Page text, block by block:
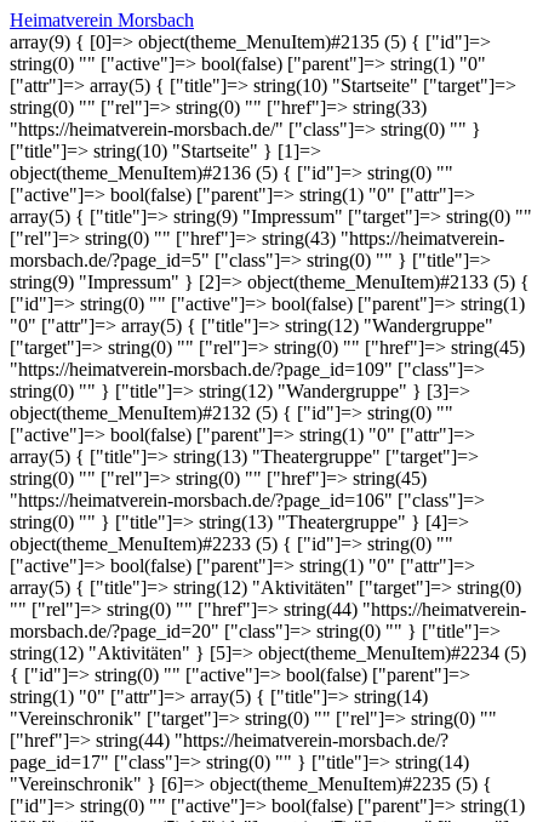
Heimatverein Morsbach
array(9) { [0]=> object(theme_MenuItem)#2135 (5) { ["id"]=>
string(0) "" ["active"]=> bool(false) ["parent"]=> string(1) "0"
["attr"]=> array(5) { ["title"]=> string(10) "Startseite" ["target"]=>
string(0) "" ["rel"]=> string(0) "" ["href"]=> string(33)
"https://heimatverein-morsbach.de/" ["class"]=> string(0) "" }
["title"]=> string(10) "Startseite" } [1]=>
object(theme_MenuItem)#2136 (5) { ["id"]=> string(0) ""
["active"]=> bool(false) ["parent"]=> string(1) "0" ["attr"]=>
array(5) { ["title"]=> string(9) "Impressum" ["target"]=> string(0) ""
["rel"]=> string(0) "" ["href"]=> string(43) "https://heimatverein-
morsbach.de/?page_id=5" ["class"]=> string(0) "" } ["title"]=>
string(9) "Impressum" } [2]=> object(theme_MenuItem)#2133 (5) {
["id"]=> string(0) "" ["active"]=> bool(false) ["parent"]=> string(1)
"0" ["attr"]=> array(5) { ["title"]=> string(12) "Wandergruppe"
["target"]=> string(0) "" ["rel"]=> string(0) "" ["href"]=> string(45)
"https://heimatverein-morsbach.de/?page_id=109" ["class"]=>
string(0) "" } ["title"]=> string(12) "Wandergruppe" } [3]=>
object(theme_MenuItem)#2132 (5) { ["id"]=> string(0) ""
["active"]=> bool(false) ["parent"]=> string(1) "0" ["attr"]=>
array(5) { ["title"]=> string(13) "Theatergruppe" ["target"]=>
string(0) "" ["rel"]=> string(0) "" ["href"]=> string(45)
"https://heimatverein-morsbach.de/?page_id=106" ["class"]=>
string(0) "" } ["title"]=> string(13) "Theatergruppe" } [4]=>
object(theme_MenuItem)#2233 (5) { ["id"]=> string(0) ""
["active"]=> bool(false) ["parent"]=> string(1) "0" ["attr"]=>
array(5) { ["title"]=> string(12) "Aktivitäten" ["target"]=> string(0)
"" ["rel"]=> string(0) "" ["href"]=> string(44) "https://heimatverein-
morsbach.de/?page_id=20" ["class"]=> string(0) "" } ["title"]=>
string(12) "Aktivitäten" } [5]=> object(theme_MenuItem)#2234 (5)
{ ["id"]=> string(0) "" ["active"]=> bool(false) ["parent"]=>
string(1) "0" ["attr"]=> array(5) { ["title"]=> string(14)
"Vereinschronik" ["target"]=> string(0) "" ["rel"]=> string(0) ""
["href"]=> string(44) "https://heimatverein-morsbach.de/?
page_id=17" ["class"]=> string(0) "" } ["title"]=> string(14)
"Vereinschronik" } [6]=> object(theme_MenuItem)#2235 (5) {
["id"]=> string(0) "" ["active"]=> bool(false) ["parent"]=> string(1)